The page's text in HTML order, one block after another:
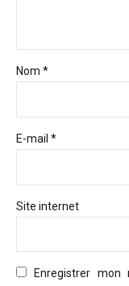
Nom *
E-mail *
Site internet
Enregistrer